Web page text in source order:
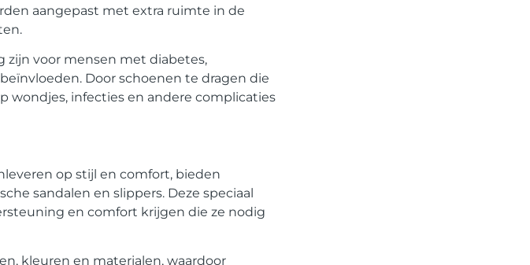
aangepast met extra ruimte in de
zijn voor mensen met diabetes,
Door schoenen te dragen die
wondjes, infecties en andere complicaties
op stijl en comfort, bieden
sandalen en slippers. Deze speciaal
en comfort krijgen die ze nodig
kleuren en materialen, waardoor